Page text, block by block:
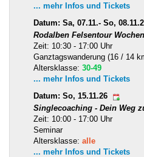
... mehr Infos und Tickets
Datum: Sa, 07.11.- So,
Rodalben Felsentour
Zeit: 10:30 - 17:00 Uhr
Ganztagswanderung (16 / 14
Altersklasse: 30-49
... mehr Infos und Tickets
Datum: So, 15.11.26
Singlecoaching - Dein Weg
Zeit: 10:00 - 17:00 Uhr
Seminar
Altersklasse: alle
... mehr Infos und Tickets